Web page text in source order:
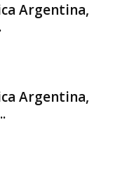
Argentina,
Argentina,